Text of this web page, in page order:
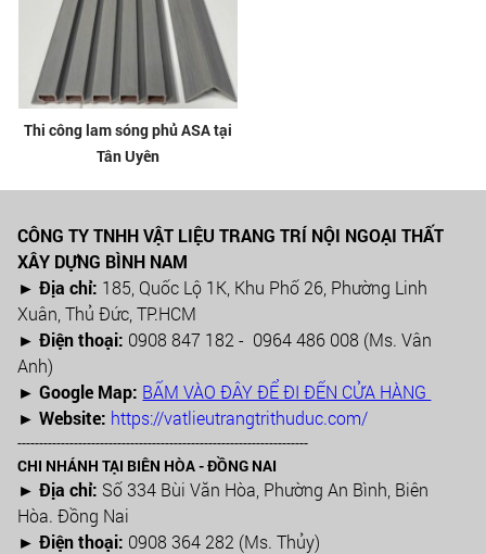
Thi công lam sóng phủ ASA tại
Tân Uyên
CÔNG TY TNHH VẬT LIỆU TRANG TRÍ NỘI NGOẠI THẤT
XÂY DỰNG BÌNH NAM
► Địa chỉ: 185, Quốc Lộ 1K, Khu Phố 26, Phường Linh
Xuân, Thủ Đức, TP.HCM
►Điện thoại: 0908 847 182 - 0964 486 008 (Ms. Vân
Anh)
►Google Map: BẤM VÀO ĐÂY ĐỂ ĐI ĐẾN CỬA HÀNG
► Website: https://vatlieutrangtrithuduc.com/
-------------------------------------------------------------------
CHI NHÁNH TẠI BIÊN HÒA - ĐỒNG NAI
► Địa chỉ: Số 334 Bùi Văn Hòa, Phường An Bình, Biên
Hòa. Đồng Nai
► Điện thoại: 0908 364 282 (Ms. Thủy)